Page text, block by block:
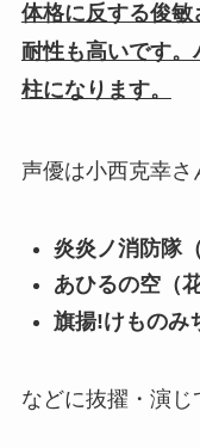
体格に反する俊
耐性も高いです
柱になります。
声優は小西克幸さ
炎炎ノ消防隊
あひるの空（
旗揚!けものみ
などに抜擢・演じ